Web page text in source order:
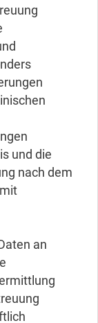
und die
nach dem
an